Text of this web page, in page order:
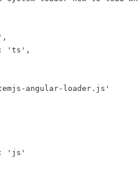
'ts',
angular-loader.js'
'js'